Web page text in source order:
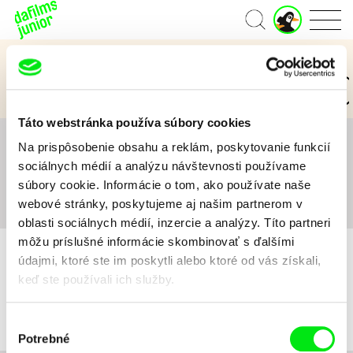
Táto webstránka používa súbory cookies
Na prispôsobenie obsahu a reklám, poskytovanie funkcií
sociálnych médií a analýzu návštevnosti používame
súbory cookie. Informácie o tom, ako používate naše
webové stránky, poskytujeme aj našim partnerom v
oblasti sociálnych médií, inzercie a analýzy. Títo partneri
môžu príslušné informácie skombinovať s ďalšími
údajmi, ktoré ste im poskytli alebo ktoré od vás získali,
keď ste používali ich služby.
súhlasu
Potrebné
Domov
J
u
n
i
o
r
Kategórie Junior
3 až 6 rokov 7 až 11 rokov 12 a viac rokov
Všetko A B C D E F G H I J
K
L
M N O P Q R S T U V W
Z #